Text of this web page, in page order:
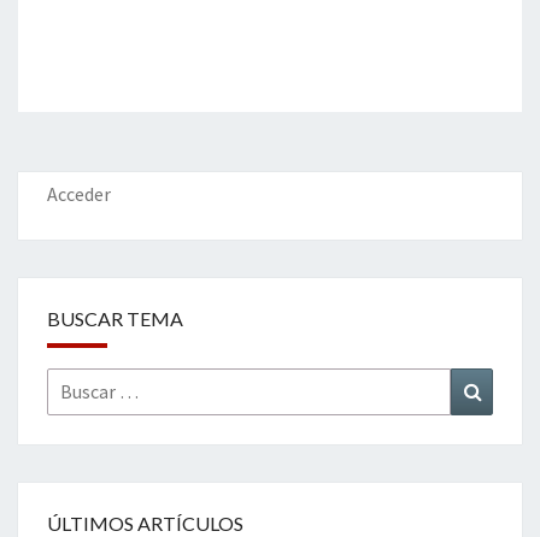
Acceder
BUSCAR TEMA
Buscar
por:
ÚLTIMOS ARTÍCULOS